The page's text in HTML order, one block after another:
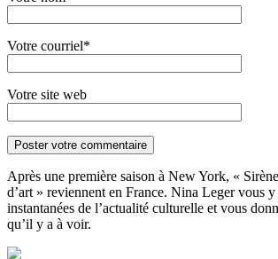
Votre courriel*
Votre site web
Après une première saison à New York, «
d’art » reviennent en France. Nina Leger vous
instantanées de l’actualité culturelle et vous
qu’il y a à voir.